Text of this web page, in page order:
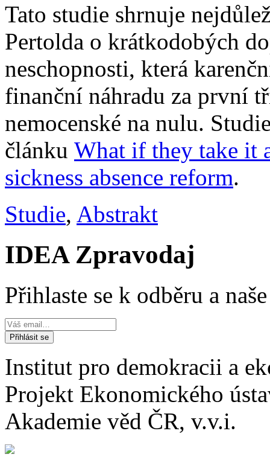
Tato studie shrnuje
Pertolda o krátkodobých
neschopnosti, která
finanční náhradu za první
nemocenské na nulu.
článku What if they take it
sickness absence reform.
Studie, Abstrakt
IDEA Zpravodaj
Přihlaste se k odběru a
Institut pro demokracii a
Projekt Ekonomického
Akademie věd ČR, v.v.i.